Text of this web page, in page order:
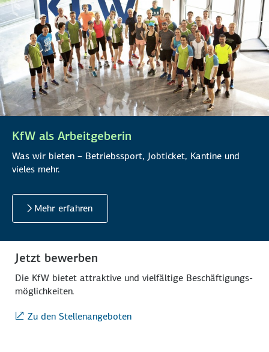
KfW als Arbeitgeberin
Was wir bieten – Betriebssport, Jobticket, Kantine und
vieles mehr.
Mehr erfahren
Jetzt bewerben
Die KfW bietet attraktive und vielfältige Beschäf­tigungs­
möglich­keiten.
Zu den Stellenangeboten